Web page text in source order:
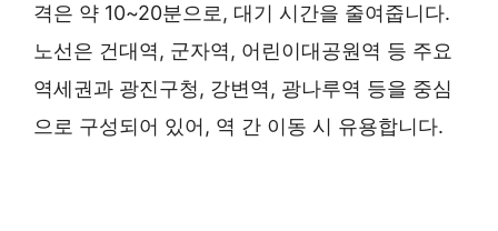
격은 약 10~20분으로, 대기 시간을 줄여줍니다.
노선은 건대역, 군자역, 어린이대공원역 등 주요
역세권과 광진구청, 강변역, 광나루역 등을 중심
으로 구성되어 있어, 역 간 이동 시 유용합니다.